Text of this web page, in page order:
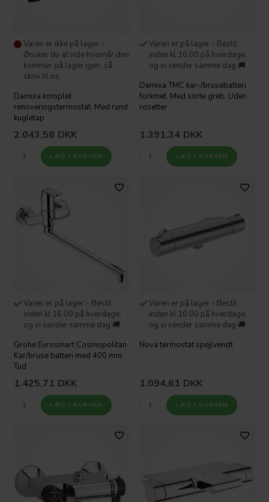
Varen er ikke på lager -
Ønsker du at vide hvornår den
kommer på lager igen, så
skriv til os
Damixa komplet
renoveringstermostat. Med rund
kugletap
2.043,58 DKK
Varen er på lager - Bestil
inden kl 16:00 på hverdage,
og vi sender samme dag 🚚
Damixa TMC kar-/brusebatteri
forkmet. Med sorte greb. Uden
rosetter
1.391,34 DKK
Varen er på lager - Bestil
inden kl 16:00 på hverdage,
og vi sender samme dag 🚚
Grohe Eurosmart Cosmopolitan
Kar/bruse batteri med 400 mm.
Tud
1.425,71 DKK
Varen er på lager - Bestil
inden kl 16:00 på hverdage,
og vi sender samme dag 🚚
Nova termostat spejlvendt
1.094,61 DKK